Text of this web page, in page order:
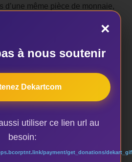
d’une même pièce de monnaie,
décembre” Envoyé spécial au
×
à nous soutenir
Dekartcom
utiliser ce lien url au
besoin:
payment/get_donations/